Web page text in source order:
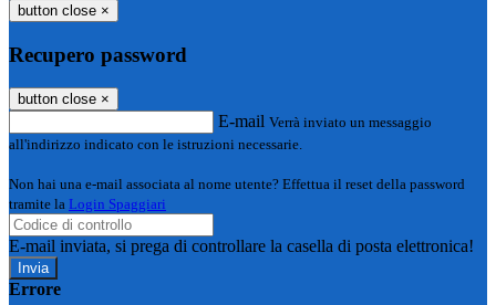
button close ×
Recupero password
button close ×
E-mail Verrà inviato un messaggio
all'indirizzo indicato con le istruzioni necessarie.
Non hai una e-mail associata al nome utente? Effettua il reset della password
tramite la Login Spaggiari
E-mail inviata, si prega di controllare la casella di posta elettronica!
Errore